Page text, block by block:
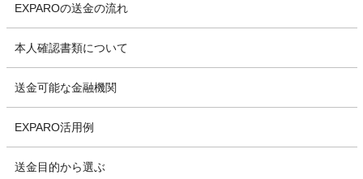
EXPAROの送金の流れ
本人確認書類について
送金可能な金融機関
EXPARO活用例
送金目的から選ぶ